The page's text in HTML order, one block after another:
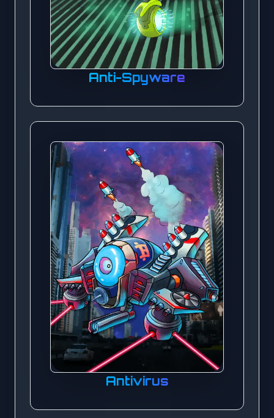
Anti-Spyware
Antivirus